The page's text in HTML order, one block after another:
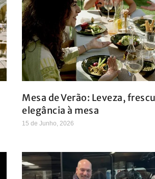
Mesa de Verão: Leveza,
elegância à mesa
15 de Junho, 2026